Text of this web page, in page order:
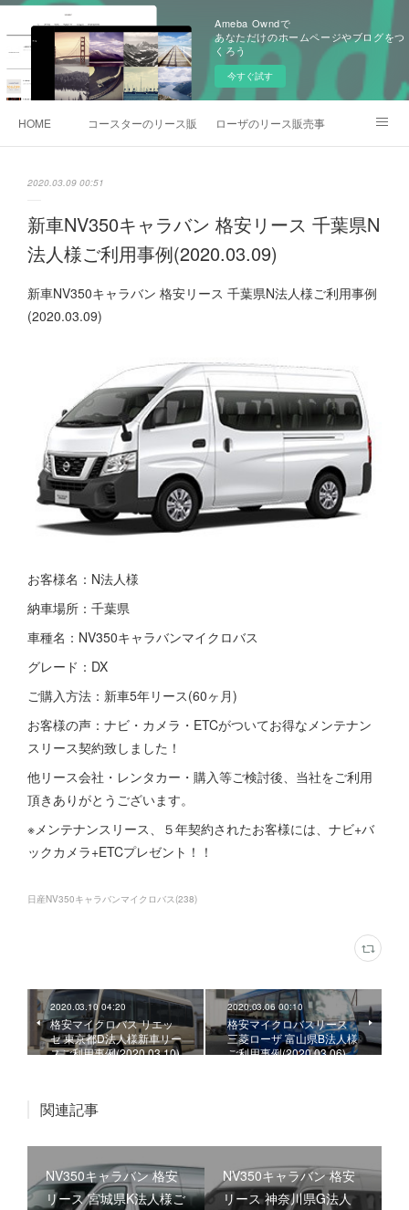
Ameba Owndで
あなただけのホームページやブログをつ
くろう
今すぐ試す
HOME コースターのリース販売事例ローザのリース販売事例
2020.03.09 00:51
新車NV350キャラバン 格安リース 千葉県N
法人様ご利用事例(2020.03.09)
新車NV350キャラバン 格安リース 千葉県N法人様ご利用事例
(2020.03.09)
お客様名：N法人様
納車場所：千葉県
車種名：NV350キャラバンマイクロバス
グレード：DX
ご購入方法：新車5年リース(60ヶ月)
お客様の声：ナビ・カメラ・ETCがついてお得なメンテナン
スリース契約致しました！
他リース会社・レンタカー・購入等ご検討後、当社をご利用
頂きありがとうございます。
※メンテナンスリース、５年契約されたお客様には、ナビ+バ
ックカメラ+ETCプレゼント！！
日産NV350キャラバンマイクロバス (238)
2020.03.10 04:20
格安マイクロバス リエッ
セ 東京都D法人様新車リー
スご利用事例(2020.03.10)
2020.03.06 00:10
格安マイクロバスリース
三菱ローザ 富山県B法人様
ご利用事例(2020.03.06)
関連記事
NV350キャラバン 格安
リース 宮城県K法人様ご
NV350キャラバン 格安
リース 神奈川県G法人